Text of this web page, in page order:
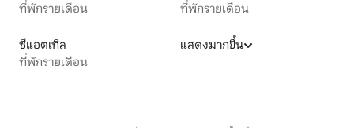
ที่พักรายเดือน
ที่พักรายเดือน
ซีแอตเทิล
ที่พักรายเดือน
แสดงมากขึ้น